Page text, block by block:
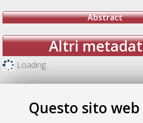
Questo sito
Abstract
Altri
Loading...